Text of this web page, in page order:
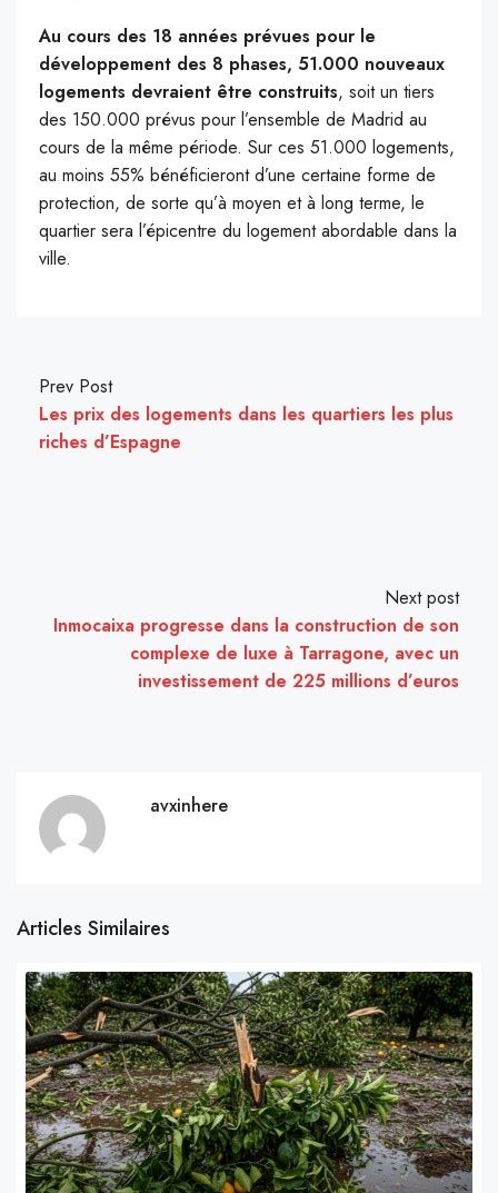
Au cours des 18 années prévues pour le
développement des 8 phases, 51.000 nouveaux
logements devraient être construits, soit un tiers
des 150.000 prévus pour l’ensemble de Madrid au
cours de la même période. Sur ces 51.000 logements,
au moins 55% bénéficieront d’une certaine forme de
protection, de sorte qu’à moyen et à long terme, le
quartier sera l’épicentre du logement abordable dans la
ville.
Prev Post
Les prix des logements dans les quartiers les plus
riches d’Espagne
Next post
Inmocaixa progresse dans la construction de son
complexe de luxe à Tarragone, avec un
investissement de 225 millions d’euros
avxinhere
Articles Similaires